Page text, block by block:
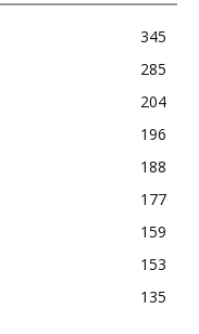
345
285
204
196
188
177
159
153
135